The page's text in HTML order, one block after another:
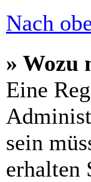
Nach
» Wozu
Eine
sein
erhalten